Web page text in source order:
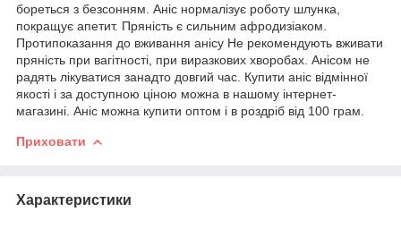
бореться з безсонням. Аніс нормалізує роботу шлунка,
покращує апетит. Пряність є сильним афродизіаком.
Протипоказання до вживання анісу Не рекомендують вживати
пряність при вагітності, при виразкових хворобах. Анісом не
радять лікуватися занадто довгий час. Купити аніс відмінної
якості і за доступною ціною можна в нашому інтернет-
магазині. Аніс можна купити оптом і в роздріб від 100 грам.
Приховати
Характеристики